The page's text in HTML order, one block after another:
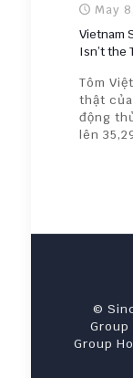
May
Vietnam
Isn’t the
Tôm
thật của
động
lên
©
Group
Group